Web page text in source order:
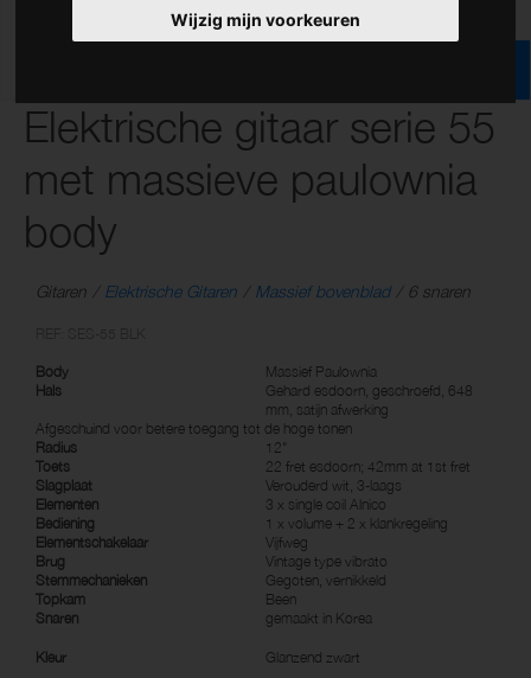
Wijzig mijn voorkeuren
Elektrische gitaar serie 55
met massieve paulownia
body
Gitaren Elektrische Gitaren Massief bovenblad 6 snaren
Body
Massief Paulownia
Hals
Gehard esdoorn, geschroefd, 648
mm, satijn afwerking
Afgeschuind voor betere toegang tot de hoge tonen
Radius
12"
Toets
22 fret esdoorn; 42mm at 1st fret
Slagplaat
Verouderd wit, 3-laags
Elementen
3 x single coil Alnico
Bediening
1 x volume + 2 x klankregeling
Elementschakelaar
Vijfweg
Brug
Vintage type vibrato
Stemmechanieken
Gegoten, vernikkeld
Topkam
Been
Snaren
gemaakt in Korea
Kleur Glanzend zwart